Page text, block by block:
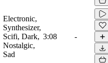
Electronic,
Synthesizer,
Scifi, Dark,
Nostalgic,
Sad
3:08 -